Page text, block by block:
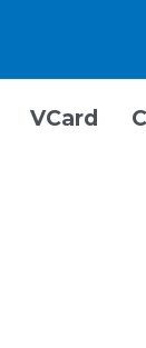
VCard